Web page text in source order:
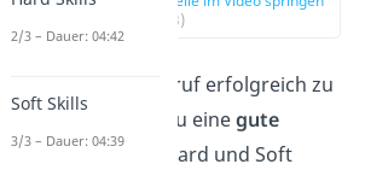
(03:23)
Um in einem Beruf erfolgreich zu
sein, brauchst du einegute
Mischungaus Hard und Soft
2/3 – Dauer: 04:42
Soft Skills
3/3 – Dauer: 04:39